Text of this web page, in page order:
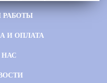
И ОПЛАТА
НАС